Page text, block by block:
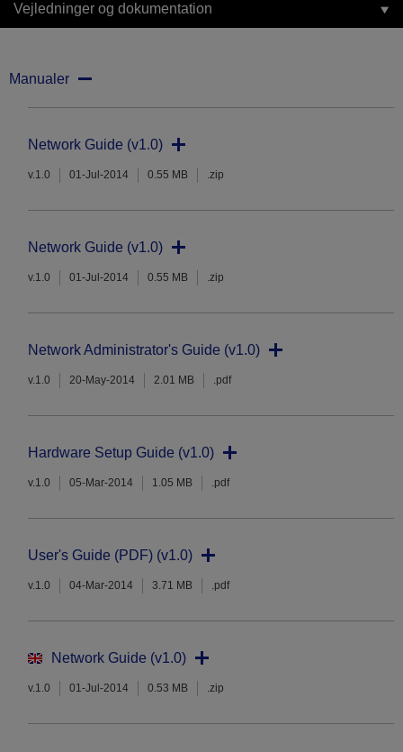
Vejledninger og dokumentation
Manualer
Network Guide (v1.0)
v.1.0 01-Jul-2014 0.55 MB .zip
Network Guide (v1.0)
v.1.0 01-Jul-2014 0.55 MB .zip
Network Administrator's Guide (v1.0)
v.1.0 20-May-2014 2.01 MB .pdf
Hardware Setup Guide (v1.0)
v.1.0 05-Mar-2014 1.05 MB .pdf
User's Guide (PDF) (v1.0)
v.1.0 04-Mar-2014 3.71 MB .pdf
Network Guide (v1.0)
v.1.0 01-Jul-2014 0.53 MB .zip